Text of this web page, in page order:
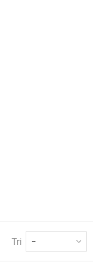
Tri --